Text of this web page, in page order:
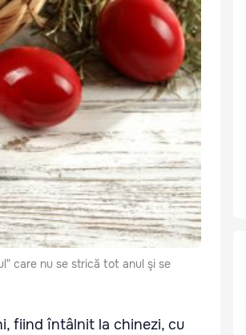
care nu se strică tot anul şi se
fiind întâlnit la chinezi, cu